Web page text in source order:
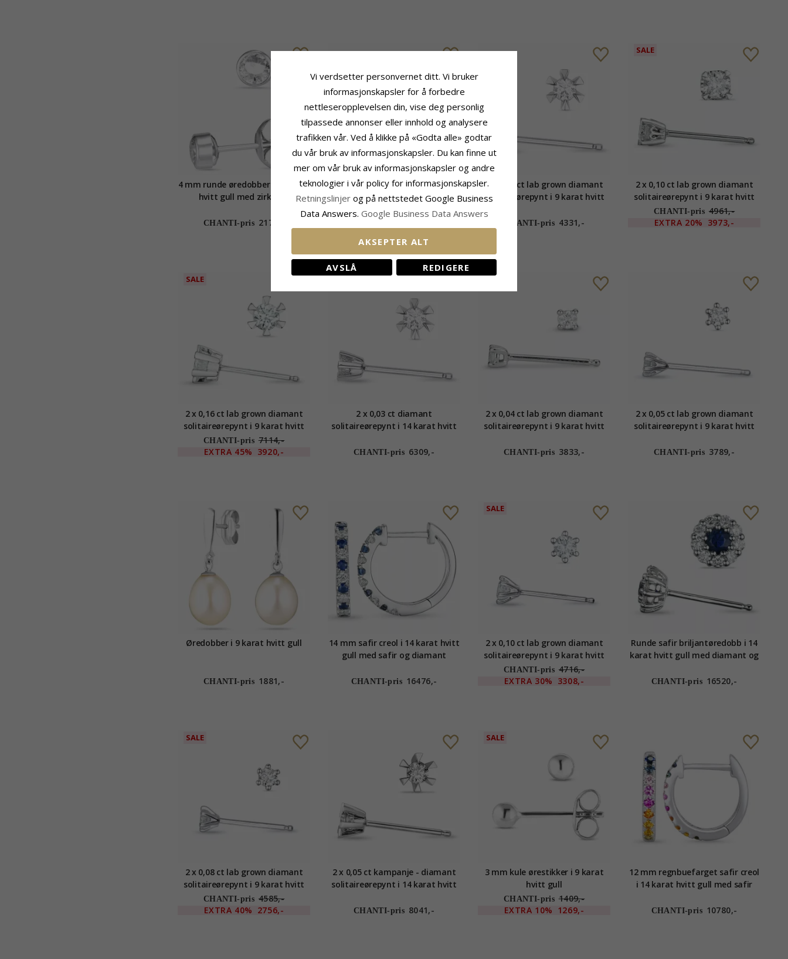
4 mm runde øredobber i 14 karat
hvitt gull med zirkoner
CHANTI-pris 2179,-
2 x 0,06 ct lab grown diamant
solitaireørepynt i 9 karat hvitt
gull med lab grown diamant
2 x 0,03 ct lab grown diamant
solitaireørepynt i 9 karat hvitt
CHANTI-pris 4331,-
SALE
2 x 0,10 ct lab grown diamant
solitaireørepynt i 9 karat hvitt
gull med lab grown diamant
CHANTI-pris 4961,-
EXTRA 20% 3973,-
SALE
2 x 0,16 ct lab grown diamant
solitaireørepynt i 9 karat hvitt
gull med lab grown diamant
CHANTI-pris 7114,-
EXTRA 45% 3920,-
2 x 0,03 ct diamant
solitaireørepynt i 14 karat hvitt
CHANTI-pris 6309,-
2 x 0,04 ct lab grown diamant
solitaireørepynt i 9 karat hvitt
CHANTI-pris 3833,-
2 x 0,05 ct lab grown diamant
solitaireørepynt i 9 karat hvitt
CHANTI-pris 3789,-
Øredobber i 9 karat hvitt gull
CHANTI-pris 1881,-
14 mm safir creol i 14 karat hvitt
gull med safir og diamant
CHANTI-pris 16476,-
SALE
2 x 0,10 ct lab grown diamant
solitaireørepynt i 9 karat hvitt
gull med lab grown diamant
CHANTI-pris 4716,-
EXTRA 30% 3308,-
Runde safir briljantøredobb i 14
karat hvitt gull med diamant og
CHANTI-pris 16520,-
SALE
2 x 0,08 ct lab grown diamant
solitaireørepynt i 9 karat hvitt
gull med lab grown diamant
CHANTI-pris 4585,-
EXTRA 40% 2756,-
2 x 0,05 ct kampanje - diamant
solitaireørepynt i 14 karat hvitt
CHANTI-pris 8041,-
SALE
3 mm kule ørestikker i 9 karat
hvitt gull
CHANTI-pris 1409,-
EXTRA 10% 1269,-
12 mm regnbuefarget safir creol
i 14 karat hvitt gull med safir
CHANTI-pris 10780,-
Vi verdsetter personvernet ditt. Vi bruker
informasjonskapsler for å forbedre
nettleseropplevelsen din, vise deg personlig
tilpassede annonser eller innhold og analysere
trafikken vår. Ved å klikke på «Godta alle» godtar
du vår bruk av informasjonskapsler. Du kan finne ut
mer om vår bruk av informasjonskapsler og andre
teknologier i vår policy for informasjonskapsler.
Retningslinjer og på nettstedet Google Business
Data Answers. Google Business Data Answers
AKSEPTER ALT
AVSLÅ REDIGERE